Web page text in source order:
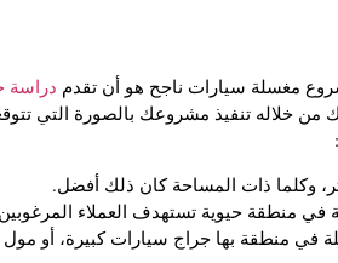
مغسلة سيارات ناجح هو أن تقدم دراسة
من خلاله تنفيذ مشروعك بالصورة التي
في منطقة حيوية تستهدف العملاء
في منطقة بها جراج سيارات كبيرة، أو مول